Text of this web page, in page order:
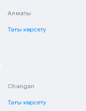
Алматы
Тағы көрсету
Changan
Тағы көрсету